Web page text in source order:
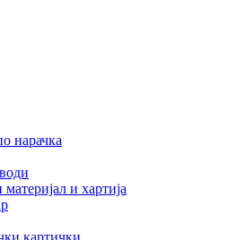
нарачка
и хартија
картички